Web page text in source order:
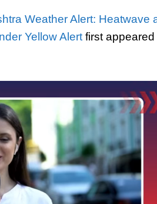
Weather Alert: Heatwave
Yellow Alertfirst appeared